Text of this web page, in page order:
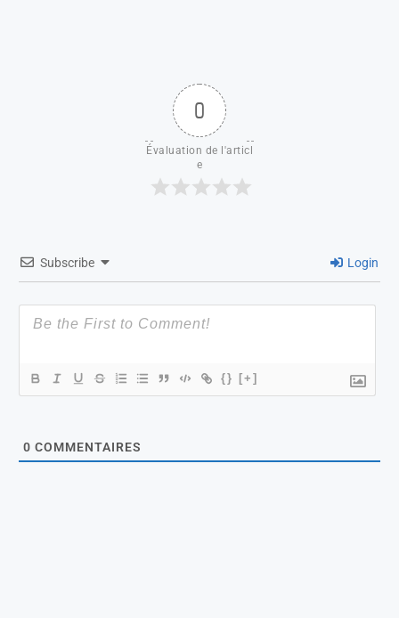
0
Évaluation de l'articl
e
Subscribe Login
{} [+]
0 COMMENTAIRES